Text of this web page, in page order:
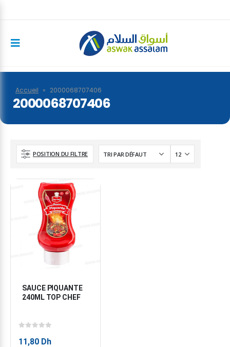
Accueil » 2000068707406
2000068707406
POSITION DU FILTRE
SAUCE PIQUANTE
240ML TOP CHEF
11,80 Dh